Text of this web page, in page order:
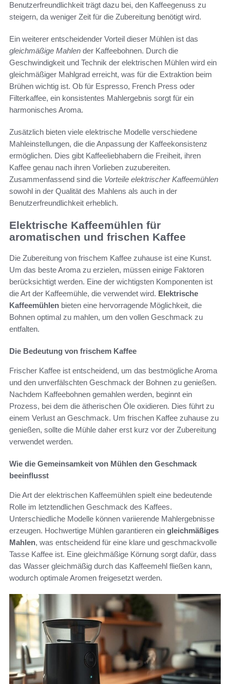
Benutzerfreundlichkeit trägt dazu bei, den Kaffeegenuss zu
steigern, da weniger Zeit für die Zubereitung benötigt wird.
Ein weiterer entscheidender Vorteil dieser Mühlen ist das
gleichmäßige Mahlen der Kaffeebohnen. Durch die
Geschwindigkeit und Technik der elektrischen Mühlen wird ein
gleichmäßiger Mahlgrad erreicht, was für die Extraktion beim
Brühen wichtig ist. Ob für Espresso, French Press oder
Filterkaffee, ein konsistentes Mahlergebnis sorgt für ein
harmonisches Aroma.
Zusätzlich bieten viele elektrische Modelle verschiedene
Mahleinstellungen, die die Anpassung der Kaffeekonsistenz
ermöglichen. Dies gibt Kaffeeliebhabern die Freiheit, ihren
Kaffee genau nach ihren Vorlieben zuzubereiten.
Zusammenfassend sind die Vorteile elektrischer Kaffeemühlen
sowohl in der Qualität des Mahlens als auch in der
Benutzerfreundlichkeit erheblich.
Elektrische Kaffeemühlen für
aromatischen und frischen Kaffee
Die Zubereitung von frischem Kaffee zuhause ist eine Kunst.
Um das beste Aroma zu erzielen, müssen einige Faktoren
berücksichtigt werden. Eine der wichtigsten Komponenten ist
die Art der Kaffeemühle, die verwendet wird. Elektrische
Kaffeemühlen bieten eine hervorragende Möglichkeit, die
Bohnen optimal zu mahlen, um den vollen Geschmack zu
entfalten.
Die Bedeutung von frischem Kaffee
Frischer Kaffee ist entscheidend, um das bestmögliche Aroma
und den unverfälschten Geschmack der Bohnen zu genießen.
Nachdem Kaffeebohnen gemahlen werden, beginnt ein
Prozess, bei dem die ätherischen Öle oxidieren. Dies führt zu
einem Verlust an Geschmack. Um frischen Kaffee zuhause zu
genießen, sollte die Mühle daher erst kurz vor der Zubereitung
verwendet werden.
Wie die Gemeinsamkeit von Mühlen den Geschmack
beeinflusst
Die Art der elektrischen Kaffeemühlen spielt eine bedeutende
Rolle im letztendlichen Geschmack des Kaffees.
Unterschiedliche Modelle können variierende Mahlergebnisse
erzeugen. Hochwertige Mühlen garantieren ein gleichmäßiges
Mahlen, was entscheidend für eine klare und geschmackvolle
Tasse Kaffee ist. Eine gleichmäßige Körnung sorgt dafür, dass
das Wasser gleichmäßig durch das Kaffeemehl fließen kann,
wodurch optimale Aromen freigesetzt werden.